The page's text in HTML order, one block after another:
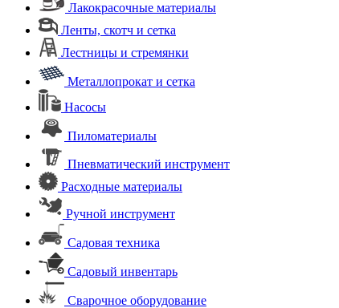
Лакокрасочные материалы
Ленты, скотч и сетка
Лестницы и стремянки
Металлопрокат и сетка
Насосы
Пиломатериалы
Пневматический инструмент
Расходные материалы
Ручной инструмент
Садовая техника
Садовый инвентарь
Сварочное оборудование